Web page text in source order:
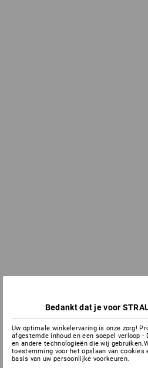
Bedankt dat je voor
Uw optimale winkelervaring is onze zorg!
afgestemde inhoud en een soepel verloop -
en andere technologieën die wij
toestemming voor het opslaan van cookies
basis van uw persoonlijke voorkeuren.